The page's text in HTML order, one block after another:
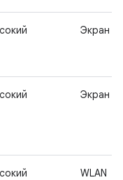
Экран
Экран
WLAN